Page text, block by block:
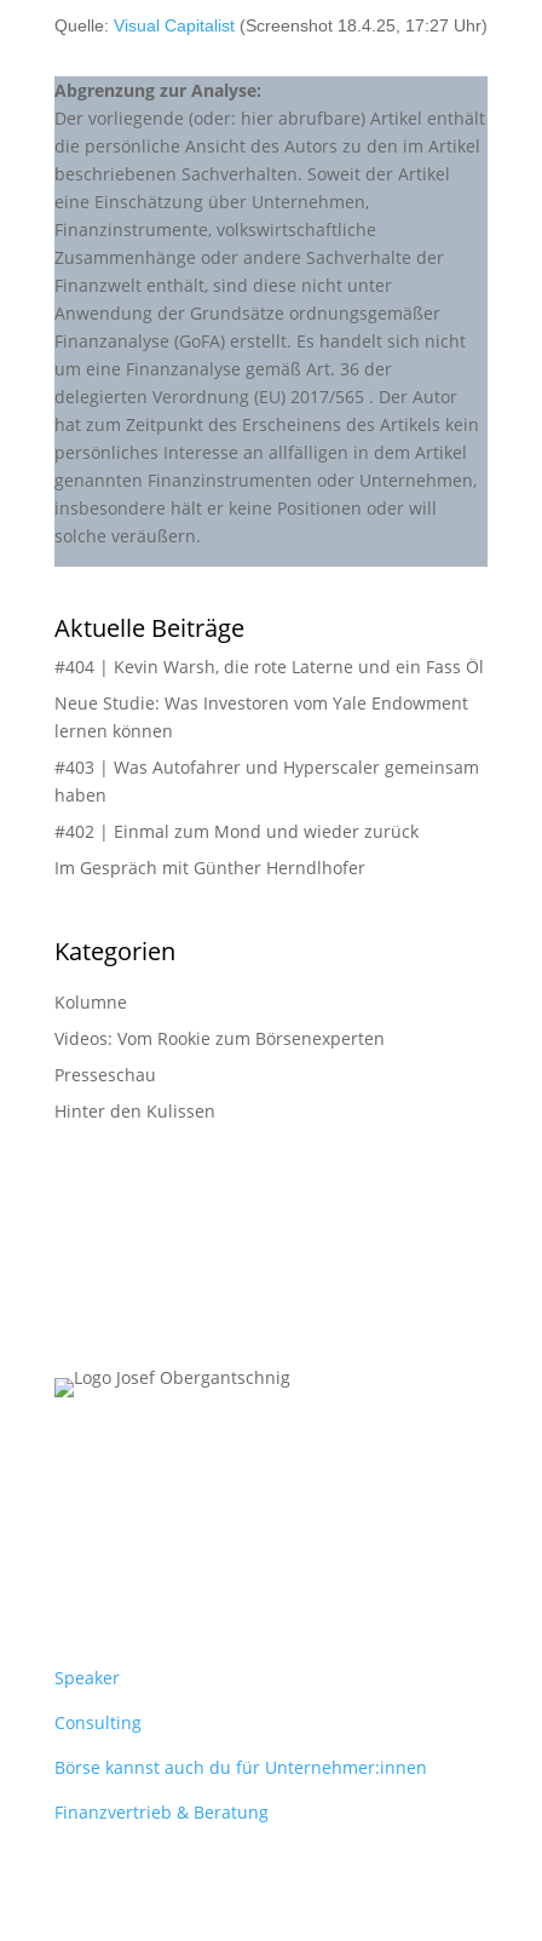
Quelle: Visual Capitalist(Screenshot 18.4.25, 17:27 Uhr)
Abgrenzung zur Analyse:
Der vorliegende (oder: hier abrufbare) Artikel enthält
die persönliche Ansicht des Autors zu den im Artikel
beschriebenen Sachverhalten. Soweit der Artikel
eine Einschätzung über Unternehmen,
Finanzinstrumente, volkswirtschaftliche
Zusammenhänge oder andere Sachverhalte der
Finanzwelt enthält, sind diese nicht unter
Anwendung der Grundsätze ordnungsgemäßer
Finanzanalyse (GoFA) erstellt. Es handelt sich nicht
um eine Finanzanalyse gemäß Art. 36 der
delegierten Verordnung (EU) 2017/565 . Der Autor
hat zum Zeitpunkt des Erscheinens des Artikels kein
persönliches Interesse an allfälligen in dem Artikel
genannten Finanzinstrumenten oder Unternehmen,
insbesondere hält er keine Positionen oder will
solche veräußern.
Aktuelle Beiträge
#404 | Kevin Warsh, die rote Laterne und ein Fass Öl
Neue Studie: Was Investoren vom Yale Endowment
lernen können
#403 | Was Autofahrer und Hyperscaler gemeinsam
haben
#402 | Einmal zum Mond und wieder zurück
Im Gespräch mit Günther Herndlhofer
Kategorien
Kolumne
Videos: Vom Rookie zum Börsenexperten
Presseschau
Hinter den Kulissen
Speaker
Consulting
Börse kannst auch du für Unternehmer:innen
Finanzvertrieb & Beratung